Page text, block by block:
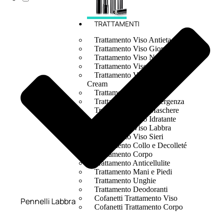
TRATTAMENTI
Trattamento Viso Antieta
Trattamento Viso Giorno
Trattamento Viso Notte
Trattamento Viso 24 Ore
Trattamento Viso Bb E Cc
Cream
Trattamento Viso Occhi
Trattamento Viso Detergenza
Trattamento Viso Maschere
Trattamento Viso Idratante
Trattamento Viso Labbra
Trattamento Viso Sieri
Trattamento Collo e Decolleté
Trattamento Corpo
Trattamento Anticellulite
Trattamento Mani e Piedi
Trattamento Unghie
Trattamento Deodoranti
Cofanetti Trattamento Viso
Cofanetti Trattamento Corpo
Pennelli Labbra